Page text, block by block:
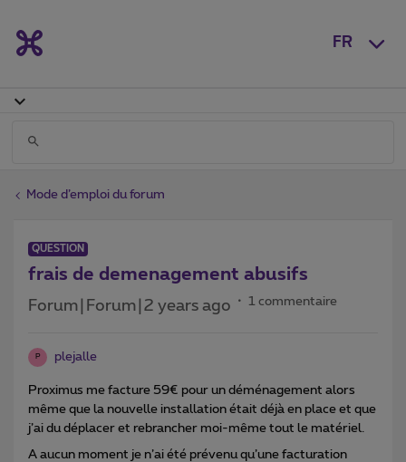
FR
Mode d’emploi du forum
QUESTION
frais de demenagement abusifs
Forum|Forum|2 years ago 1 commentaire
P plejalle
Proximus me facture 59€ pour un déménagement alors
même que la nouvelle installation était déjà en place et que
j’ai du déplacer et rebrancher moi-même tout le matériel.
A aucun moment je n’ai été prévenu qu’une facturation